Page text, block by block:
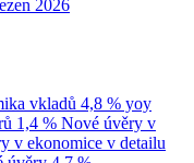
2026
vkladů 4,8 % yoy
1,4 % Nové úvěry v
v ekonomice v detailu